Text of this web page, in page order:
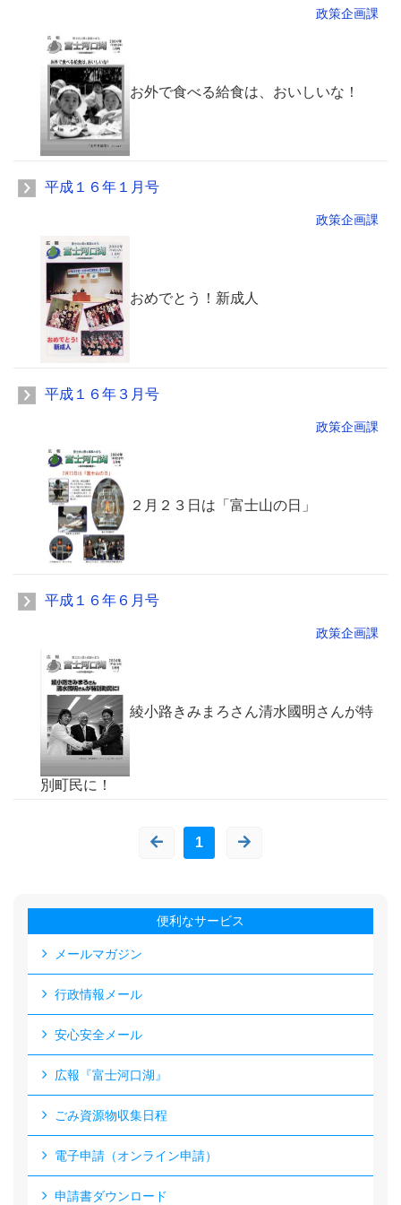
政策企画課
お外で食べる給食は、おいしいな！
平成１６年１月号
政策企画課
おめでとう！新成人
平成１６年３月号
政策企画課
２月２３日は「富士山の日」
平成１６年６月号
政策企画課
綾小路きみまろさん清水國明さんが特
別町民に！
1
便利なサービス
メールマガジン
行政情報メール
安心安全メール
広報『富士河口湖』
ごみ資源物収集日程
電子申請（オンライン申請）
申請書ダウンロード